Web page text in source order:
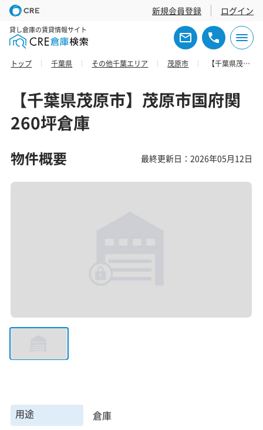
新規会員登録 ログイン
貸し倉庫の賃貸情報サイト
トップ 千葉県 その他千葉エリア 茂原市 【千葉県茂原市】茂原市国府関260坪倉庫
【千葉県茂原市】茂原市国府関
260坪倉庫
物件概要 最終更新日：2026年05月12日
用途
倉庫